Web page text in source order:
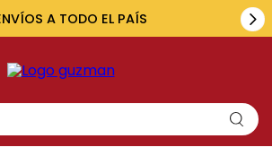
A TODO EL PAÍS